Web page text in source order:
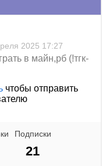
2025 17:27
в майн,рб (!тгк-
чтобы отправить
Подписки
21